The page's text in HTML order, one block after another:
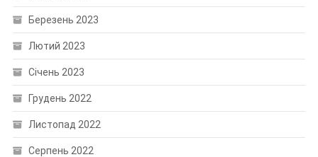
Березень 2023
Лютий 2023
Січень 2023
Грудень 2022
Листопад 2022
Серпень 2022